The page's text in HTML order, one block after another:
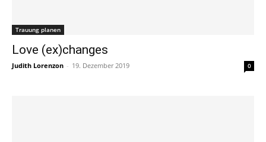
Trauung planen
Love (ex)changes
Judith Lorenzon - 19. Dezember 2019 0